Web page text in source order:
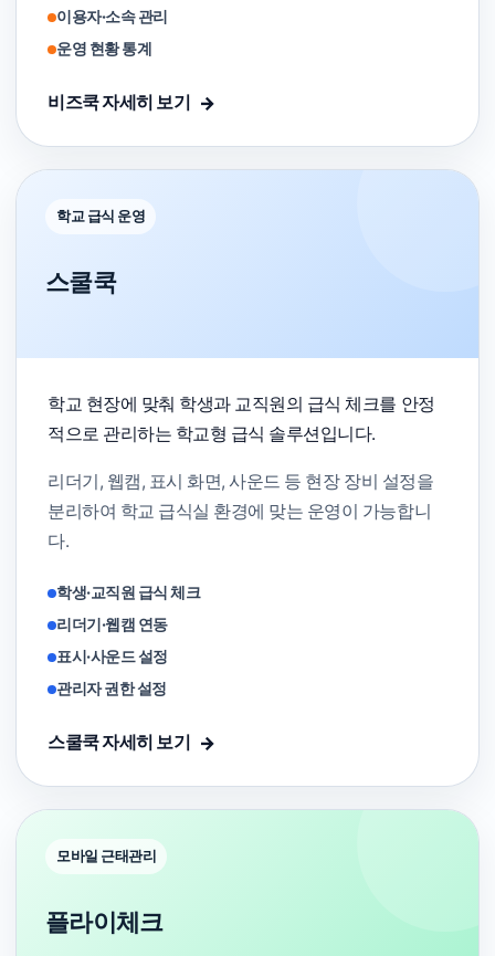
이용자·소속 관리
운영 현황 통계
비즈쿡 자세히 보기
학교 급식 운영
스쿨쿡
학교 현장에 맞춰 학생과 교직원의 급식 체크를 안정
적으로 관리하는 학교형 급식 솔루션입니다.
리더기, 웹캠, 표시 화면, 사운드 등 현장 장비 설정을
분리하여 학교 급식실 환경에 맞는 운영이 가능합니
다.
학생·교직원 급식 체크
리더기·웹캠 연동
표시·사운드 설정
관리자 권한 설정
스쿨쿡 자세히 보기
모바일 근태관리
플라이체크